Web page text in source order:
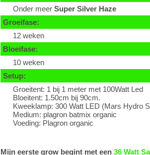
Onder meer Super Silver Haze
Groeifase:
12 weken
Bloeifase:
10 weken
Setup:
Groeitent: 1 bij 1 meter met 100Watt Led
Bloeitent: 1.50cm bij 90cm.
Kweeklamp: 300 Watt LED (Mars Hydro
Medium: plagron batmix organic
Voeding: Plagron organic
Mijn eerste grow begint met een 36 Watt